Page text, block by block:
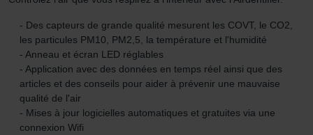
- Des capteurs de grande qualité mesurent les COVT, le CO2,
les particules PM10, PM2,5, la température et l'humidité
- Anneau et écran LED réglables
- Application avec des données en temps réel ainsi que des
articles et des conseils pour aider à prévenir une mauvaise
qualité de l'air
- Mises à jour logicielles automatiques et gratuites via une
connexion Wifi